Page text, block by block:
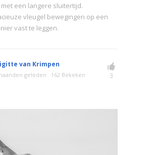
een langere sluitertijd.
vleugel bewegingen op een
vast te leggen.
van Krimpen
geleden 162 Bekeken 3